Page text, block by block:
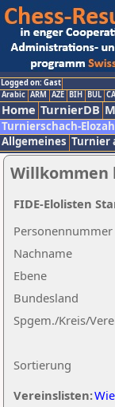
Logged on: Gast
Arabic ARM AZE BIH BUL
Home TurnierDB
Turnierschach-
Allgemeines Turnier
Willkommen
Nachname
Ebene
Sortierung
Personennummer
Bundesland
Spgem./Kreis/
Vereinslisten:
FIDE-Elolisten